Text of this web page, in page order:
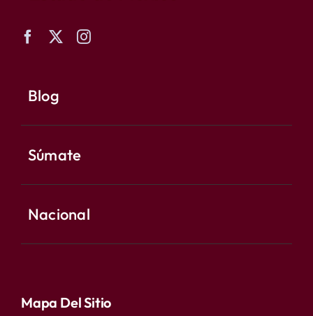
Blog
Súmate
Nacional
Mapa Del Sitio